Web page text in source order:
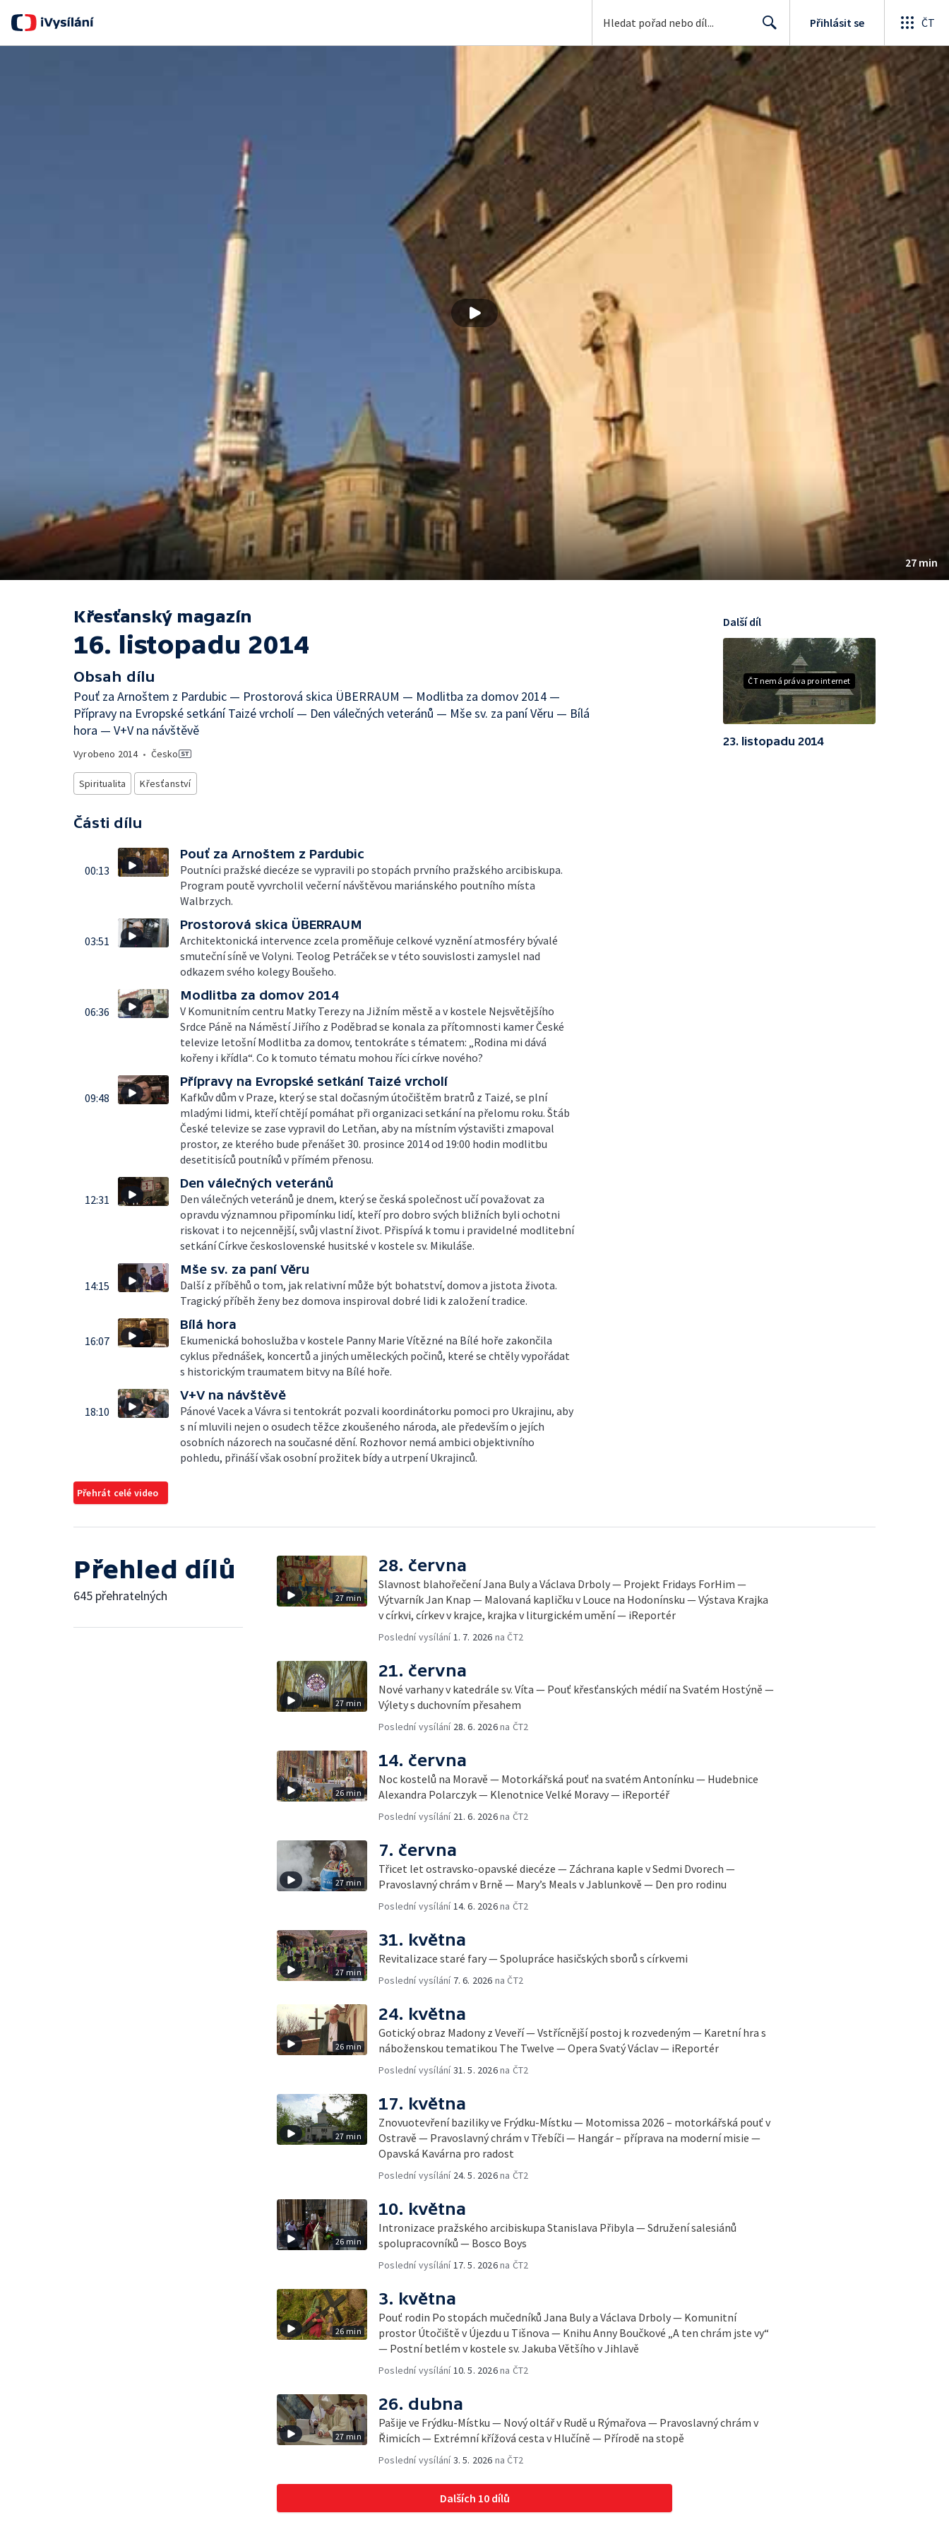
Search
Přihlásit se ČT
27 min
Křesťanský magazín
16. listopadu 2014
Obsah dílu
Pouť za Arnoštem z Pardubic — Prostorová skica ÜBERRAUM — Modlitba za domov 2014 —
Přípravy na Evropské setkání Taizé vrcholí — Den válečných veteránů — Mše sv. za paní Věru — Bílá
hora — V+V na návštěvě
Vyrobeno 2014• Česko
Spiritualita Křesťanství
Části dílu
00:13
Pouť za Arnoštem z Pardubic
Poutníci pražské diecéze se vypravili po stopách prvního pražského arcibiskupa.
Program poutě vyvrcholil večerní návštěvou mariánského poutního místa
Walbrzych.
03:51
Prostorová skica ÜBERRAUM
Architektonická intervence zcela proměňuje celkové vyznění atmosféry bývalé
smuteční síně ve Volyni. Teolog Petráček se v této souvislosti zamyslel nad
odkazem svého kolegy Boušeho.
06:36
Modlitba za domov 2014
V Komunitním centru Matky Terezy na Jižním městě a v kostele Nejsvětějšího
Srdce Páně na Náměstí Jiřího z Poděbrad se konala za přítomnosti kamer České
televize letošní Modlitba za domov, tentokráte s tématem: „Rodina mi dává
kořeny i křídla“. Co k tomuto tématu mohou říci církve nového?
09:48
Přípravy na Evropské setkání Taizé vrcholí
Kafkův dům v Praze, který se stal dočasným útočištěm bratrů z Taizé, se plní
mladými lidmi, kteří chtějí pomáhat při organizaci setkání na přelomu roku. Štáb
České televize se zase vypravil do Letňan, aby na místním výstavišti zmapoval
prostor, ze kterého bude přenášet 30. prosince 2014 od 19:00 hodin modlitbu
desetitisíců poutníků v přímém přenosu.
12:31
Den válečných veteránů
Den válečných veteránů je dnem, který se česká společnost učí považovat za
opravdu významnou připomínku lidí, kteří pro dobro svých bližních byli ochotni
riskovat i to nejcennější, svůj vlastní život. Přispívá k tomu i pravidelné modlitební
setkání Církve československé husitské v kostele sv. Mikuláše.
14:15
Mše sv. za paní Věru
Další z příběhů o tom, jak relativní může být bohatství, domov a jistota života.
Tragický příběh ženy bez domova inspiroval dobré lidi k založení tradice.
16:07
Bílá hora
Ekumenická bohoslužba v kostele Panny Marie Vítězné na Bílé hoře zakončila
cyklus přednášek, koncertů a jiných uměleckých počinů, které se chtěly vypořádat
s historickým traumatem bitvy na Bílé hoře.
18:10
V+V na návštěvě
Pánové Vacek a Vávra si tentokrát pozvali koordinátorku pomoci pro Ukrajinu, aby
s ní mluvili nejen o osudech těžce zkoušeného národa, ale především o jejích
osobních názorech na současné dění. Rozhovor nemá ambici objektivního
pohledu, přináší však osobní prožitek bídy a utrpení Ukrajinců.
Přehrát celé video
ČT nemá práva pro internet
Další díl
23. listopadu 2014
Přehled dílů
645 přehratelných 27 min
28. června
Slavnost blahořečení Jana Buly a Václava Drboly — Projekt Fridays ForHim —
Výtvarník Jan Knap — Malovaná kapličku v Louce na Hodonínsku — Výstava Krajka
v církvi, církev v krajce, krajka v liturgickém umění — iReportér
Poslední vysílání1. 7. 2026 na ČT2
27 min
21. června
Nové varhany v katedrále sv. Víta — Pouť křesťanských médií na Svatém Hostýně —
Výlety s duchovním přesahem
Poslední vysílání 28. 6. 2026na ČT2
26 min
14. června
Noc kostelů na Moravě — Motorkářská pouť na svatém Antonínku — Hudebnice
Alexandra Polarczyk — Klenotnice Velké Moravy — iReportéř
Poslední vysílání 21. 6. 2026na ČT2
27 min
7. června
Třicet let ostravsko-opavské diecéze — Záchrana kaple v Sedmi Dvorech —
Pravoslavný chrám v Brně — Mary’s Meals v Jablunkově — Den pro rodinu
Poslední vysílání14. 6. 2026na ČT2
27 min
31. května
Revitalizace staré fary — Spolupráce hasičských sborů s církvemi
Poslední vysílání 7. 6. 2026 na ČT2
26 min
24. května
Gotický obraz Madony z Veveří — Vstřícnější postoj k rozvedeným — Karetní hra s
náboženskou tematikou The Twelve — Opera Svatý Václav — iReportér
Poslední vysílání31. 5. 2026na ČT2
27 min
17. května
Znovuotevření baziliky ve Frýdku-Místku — Motomissa 2026 – motorkářská pouť v
Ostravě — Pravoslavný chrám v Třebíči — Hangár – příprava na moderní misie —
Opavská Kavárna pro radost
Poslední vysílání 24. 5. 2026na ČT2
26 min
10. května
Intronizace pražského arcibiskupa Stanislava Přibyla — Sdružení salesiánů
spolupracovníků — Bosco Boys
Poslední vysílání17. 5. 2026na ČT2
26 min
3. května
Pouť rodin Po stopách mučedníků Jana Buly a Václava Drboly — Komunitní
prostor Útočiště v Újezdu u Tišnova — Knihu Anny Boučkové „A ten chrám jste vy“
— Postní betlém v kostele sv. Jakuba Většího v Jihlavě
Poslední vysílání10. 5. 2026na ČT2
27 min
26. dubna
Pašije ve Frýdku-Místku — Nový oltář v Rudě u Rýmařova — Pravoslavný chrám v
Řimicích — Extrémní křížová cesta v Hlučíně — Přírodě na stopě
Poslední vysílání3. 5. 2026 na ČT2
Dalších 10 dílů